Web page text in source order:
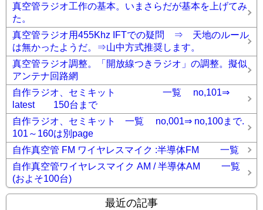
真空管ラジオ工作の基本。いまさらだが基本を上げてみ
た。
真空管ラジオ用455Khz IFTでの疑問 ⇒ 天地のルール
は無かったようだ。⇒山中方式推奨します。
真空管ラジオ調整。「開放線つきラジオ」の調整。擬似
アンテナ回路網
自作ラジオ、セミキット 一覧 no,101⇒
latest 150台まで
自作ラジオ、セミキット 一覧 no,001⇒ no,100まで.
101～160は別page
自作真空管 FM ワイヤレスマイク :半導体FM 一覧
自作真空管ワイヤレスマイク AM / 半導体AM 一覧
(およそ100台)
最近の記事